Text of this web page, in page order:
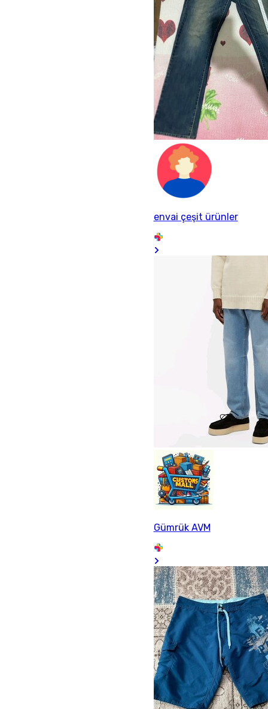
envai çeşit ürünler
Gümrük AVM